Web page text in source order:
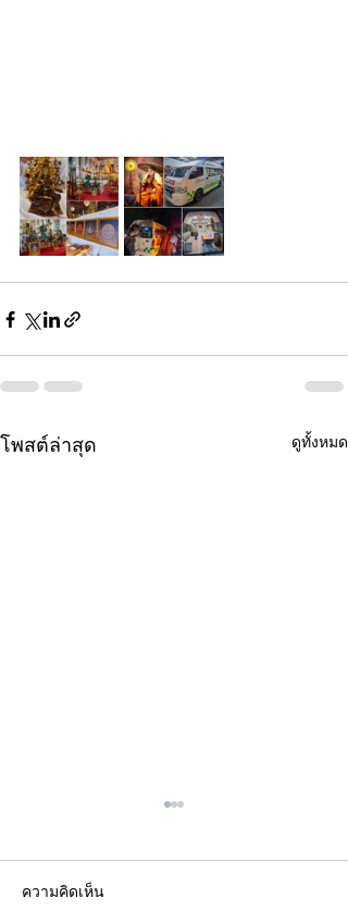
โพสต์ล่าสุด ดูทั้งหมด
ความคิดเห็น